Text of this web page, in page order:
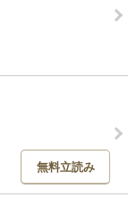
無料立読み